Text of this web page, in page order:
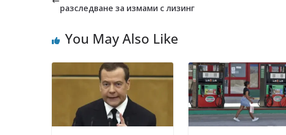
разследване за измами с лизинг
You May Also Like